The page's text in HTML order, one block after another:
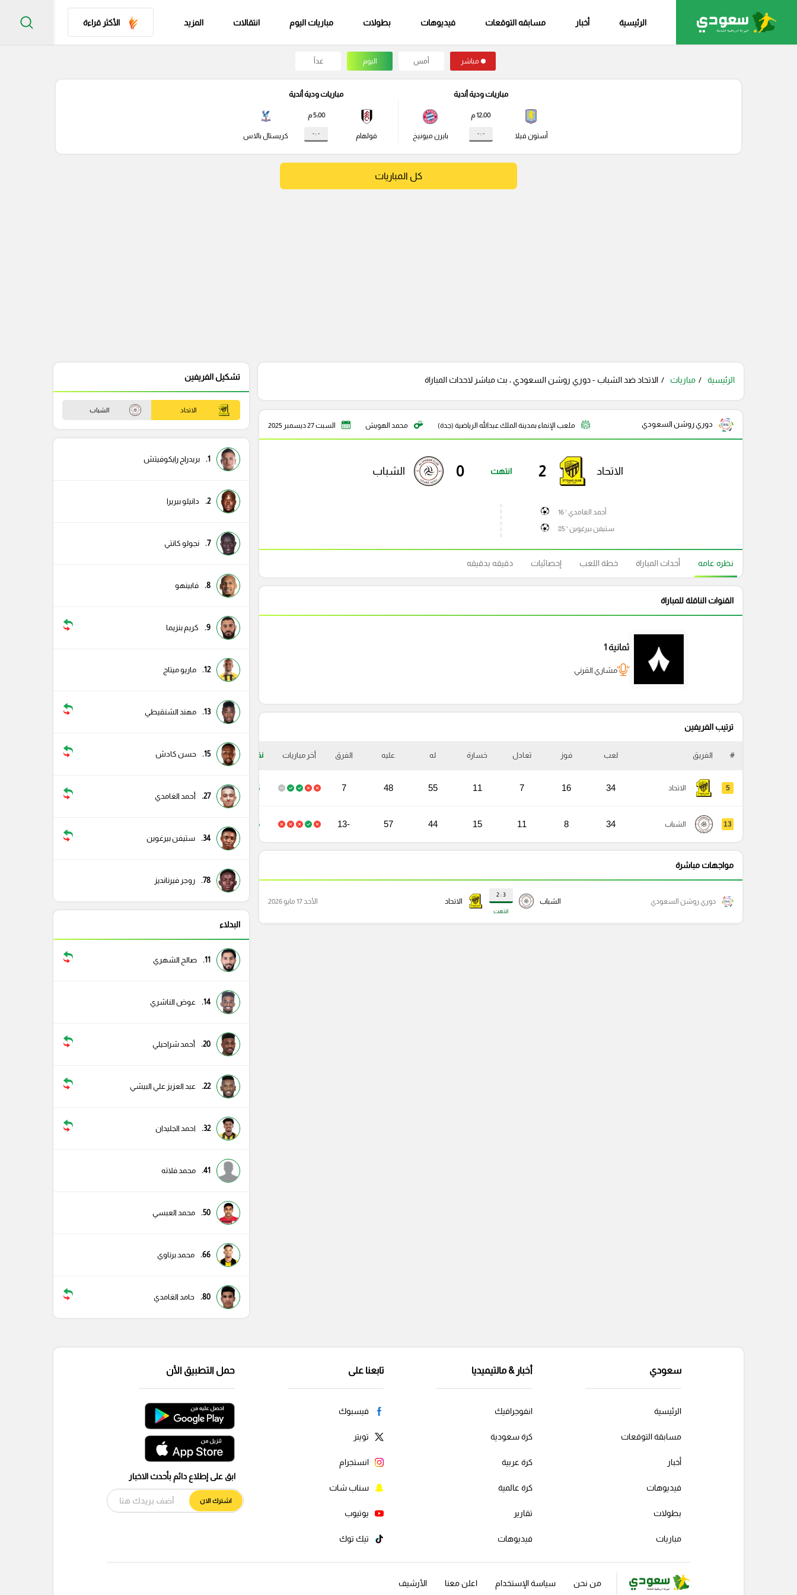
الرئيسية أخبار مسابقه التوقعات فيديوهات بطولات مباريات اليوم انتقالات المزيد الأكثر قراءة
مباشر أمس اليوم غداً
مباريات ودية أندية
أستون فيلا
12:00 م
- : - بايرن ميونيخ
مباريات ودية أندية
فولهام
5:00 م
- : - كريستال بالاس
كل المباريات
الرئيسية مباريات الاتحاد ضد الشباب - دوري روشن السعودي ، بث مباشر لاحداث المباراة
دوري روشن السعودي ملعب الإنماء بمدينة الملك عبدالله الرياضية (جدة) محمد الهويش السبت 27 ديسمبر 2025
الاتحاد 2 انتهت 0 الشباب
أحمد الغامدي ' 16
ستيفن بيرغوين ' 85
نظره عامه أحداث المباراة خطة اللعب إحصائيات دقيقه بدقيقه
القنوات الناقلة للمباراة
ثمانية 1
مشاري القرني
ترتيب الفريفين
# الفريق لعب فوز تعادل خسارة له عليه الفرق أخر مباريات نقاط
5 الاتحاد 34
16
7
11
55
48
7
55
13 الشباب 34
8
11
15
44
57
-13
35
مواجهات مباشرة
الشباب
3 : 2
انتهت
الاتحاد دوري روشن السعودي الأحد 17 مايو 2026
تشكيل الفريفين
الاتحاد الشباب
1. بريدراج رايكوفيتش
2. دانيلو بيريرا
7. نجولو كانتي
8. فابينهو
9. كريم بنزيما
12. ماريو ميتاج
13. مهند الشنقيطي
15. حسن كادش
27. أحمد الغامدي
34. ستيفن بيرغوين
78. روجر فيرنانديز
البدلاء
11. صالح الشهري
14. عوض الناشري
20. أحمد شراحيلي
22. عبد العزيز علي البيشي
32. احمد الجليدان
41. محمد فلاته
50. محمد العبسي
66. محمد برناوي
80. حامد الغامدي
سعودي
الرئيسية
مسابقة التوقعات
أخبار
فيديوهات
بطولات
مباريات
أخبار & مالتيميديا
انفوجرافيك
كرة سعودية
كرة عربية
كرة عالمية
تقارير
فيديوهات
تابعنا على
فيسبوك
تويتر
انستجرام
سناب شات
يوتيوب
تيك توك
حمل التطبيق الأن
ابق على إطلاع دائم بأحدث الاخبار
اشترك الان
من نحن سياسة الإستخدام اعلن معنا الأرشيف